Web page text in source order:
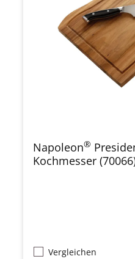
Napoleon®
Kochmesser
Vergleichen